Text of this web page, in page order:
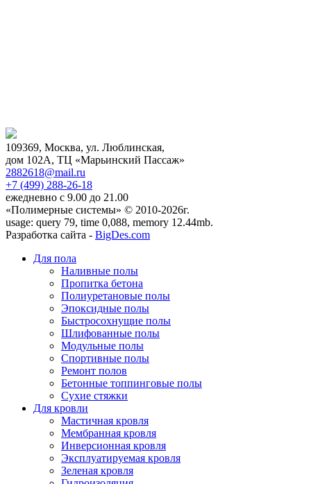
109369, Москва, ул. Люблинская,
дом 102А, ТЦ «Марьинский Пассаж»
2882618@mail.ru
+7 (499) 288-26-18
ежедневно с 9.00 до 21.00
«Полимерные системы» © 2010-2026г.
usage: query 79, time 0,088, memory 12.44mb.
Разработка сайта - BigDes.com
Для пола
Наливные полы
Пропитка бетона
Полиуретановые полы
Эпоксидные полы
Быстросохнущие полы
Шлифованные полы
Модульные полы
Спортивные полы
Ремонт полов
Бетонные топпинговые полы
Сухие стяжки
Для кровли
Мастичная кровля
Мембранная кровля
Инверсионная кровля
Эксплуатируемая кровля
Зеленая кровля